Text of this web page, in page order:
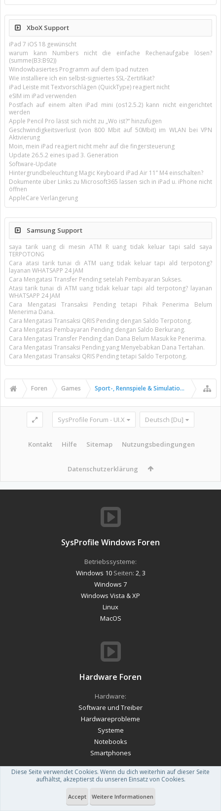
XboX Support
iPad 7 iOS 18 gewünscht
warum kann Numbers nicht die einfache Rechenaufgabe lösen?
(summe(B3:B92))
Windowbasiertes Programm auf dem Ipad nutzen
Wie installiere ich ein selbst-signiertes SSL-Zertifikat?
iPad Leiste mit Textvorschlägen (QuickType) reagiert nicht
eSIM im iPad verwenden
Postfach auf einem alten iPad mini (os12.5.2) kann nicht eingerichtet
werden
Apple Pencil Pro lässt sich nicht zu „Wo ist?“ hinzufügen
Geschwindigkeitsverlust (von 800 Mbit auf 50Mbit) im WLAN bei VPN
Aktivierung
Moin, mein iPad reagiert nicht mehr auf die fingersteuerung
Update 26.5.2 eines ipad 3. Generation
Software-Update
Hintergrundbeleuchtung Magic Keyboard iPad Air 11’’ M4 einschalten?
Dokumente über Links zu Microsoft365 lassen sich in iPad u. iPhone nicht
öffnen
AppleCare Verlängerung
Samsung Support
saya tarik uang di mesin ATM R uang tidak keluar tapi sald saya
TERPOTONG
Cara atasi tarik tunai di ATM uang tidak keluar tapi ald terpotong?
layanan WHATSAPP 24 JAM
Cara Mengatasi Transfer Pending setelah Pembayaran Sukses.
Atasi tarik tunai di ATM uang tidak keluar tapi ald terpotong? layanan
WHATSAPP 24 JAM
Cara Mengatasi Transaksi Pending tetapi Pihak Penerima Belum
Menerima Dana.
Cara Mengatasi Transaksi QRIS Pending dengan Saldo Terpotong.
Cara Mengatasi Pembayaran Pending dengan Saldo Berkurang.
Cara Mengatasi Transfer Pending dan Dana Belum Masuk ke Penerima.
Cara Mengatasi Transaksi Pending yang Menyebabkan Dana Tertahan.
Cara Mengatasi Transaksi QRIS Pending tetapi Saldo Terpotong.
Foren Games Sport-, Rennspiele & Simulationen
SysProfile Forum - UI.X Deutsch [Du]
Kontakt Hilfe Sitemap Nutzungsbedingungen
Datenschutzerklärung
SysProfile Windows Foren
Betriebssysteme:
Windows 10Seiten: 2,3
Windows 7
Windows Vista & XP
Linux
MacOS
Hardware Foren
Hardware:
Software und Treiber
Hardwareprobleme
Systeme
Notebooks
Smartphones
Forum software by XenForo™-Deutsch von xenDach
Theme designed byThemeHouse
Diese Seite verwendet Cookies. Wenn du dich weiterhin auf dieser Seite
aufhältst, akzeptierst du unseren Einsatz von Cookies.
Accept Weitere Informationen